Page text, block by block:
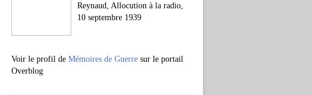
Reynaud, Allocution à la radio,
10 septembre 1939
Voir le profil de Mémoires de Guerre sur le portail
Overblog